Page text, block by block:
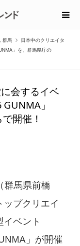
群馬
日本中のクリエイタ
」を、群馬県庁の
会するイベ
」
開催！
馬県前橋
プクリエイ
イベント
」が開催